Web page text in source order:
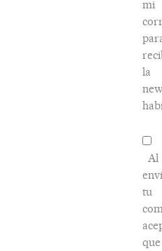
mi
la
Al
tu
que